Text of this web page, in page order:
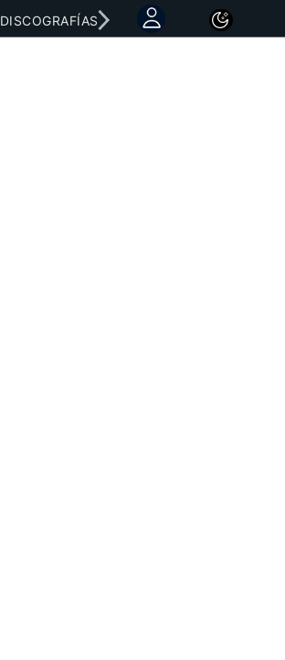
DISCOGRAFÍAS CONCIERTOS LETRAS